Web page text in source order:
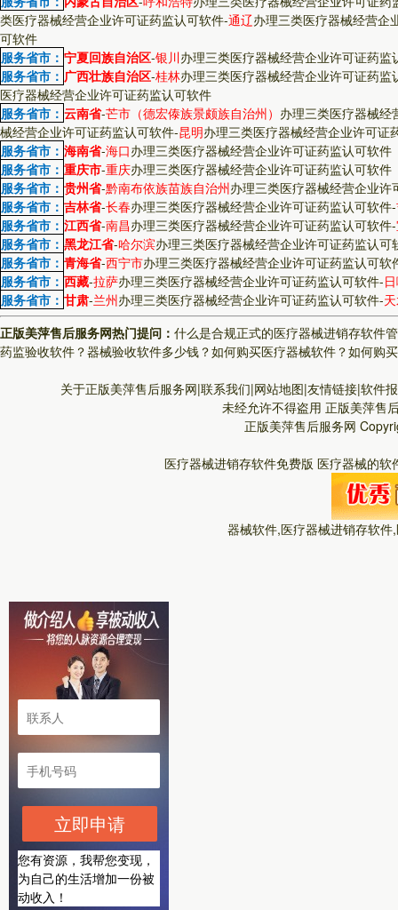
类医疗器械经营企业许可证药监认可软件-通辽办理三类医疗器械经营企
可软件
服务省市： 宁夏回族自治区-银川办理三类医疗器械经营企业许可证药监
服务省市： 广西壮族自治区-桂林办理三类医疗器械经营企业许可证药监
医疗器械经营企业许可证药监认可软件
服务省市： 云南省-芒市（德宏傣族景颇族自治州） 办理三类医疗器械经
械经营企业许可证药监认可软件-昆明办理三类医疗器械经营企业许可证
服务省市： 海南省-海口办理三类医疗器械经营企业许可证药监认可软件
服务省市： 重庆市-重庆办理三类医疗器械经营企业许可证药监认可软件
服务省市： 贵州省-黔南布依族苗族自治州办理三类医疗器械经营企业许
服务省市： 吉林省-长春办理三类医疗器械经营企业许可证药监认可软件-
服务省市： 江西省-南昌办理三类医疗器械经营企业许可证药监认可软件-
服务省市： 黑龙江省-哈尔滨办理三类医疗器械经营企业许可证药监认可
服务省市： 青海省-西宁市办理三类医疗器械经营企业许可证药监认可软
服务省市： 西藏-拉萨办理三类医疗器械经营企业许可证药监认可软件-
服务省市： 甘肃-兰州办理三类医疗器械经营企业许可证药监认可软件-
正版美萍售后服务网热门提问： 什么是合规正式的医疗器械进销存软件
药监验收软件？器械验收软件多少钱？如何购买医疗器械软件？如何购
关于正版美萍售后服务网|联系我们|网站地图|友情链接|软件
未经允许不得盗用 正版美萍售
正版美萍售后服务网
医疗器械进销存软件免费版 医疗器械的
器械软件,医疗器械进销存软
立即申请
您有资源，我帮您变现，
为自己的生活增加一份被
动收入！